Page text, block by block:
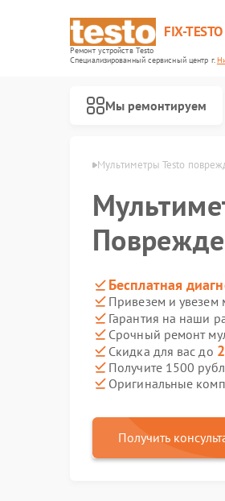
FIX-TESTO
Ремонт устройств Testo
Специализированный cервисный центр г.
Мы ремонтируем
Мультиметры Testo
Бесплатная
Привезем и увезем
Гарантия на наши
Срочный ремонт
Скидка для вас до
Получите 1500
Оригинальные
Получить